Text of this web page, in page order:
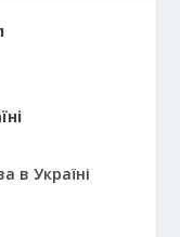
в Україні